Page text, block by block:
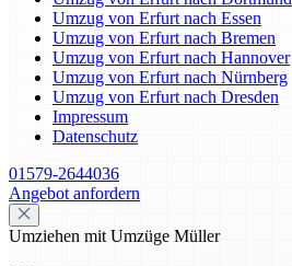
Umzug von Erfurt nach Essen
Umzug von Erfurt nach Bremen
Umzug von Erfurt nach Hannover
Umzug von Erfurt nach Nürnberg
Umzug von Erfurt nach Dresden
Impressum
Datenschutz
01579-2644036
Angebot anfordern
Umziehen mit Umzüge Müller